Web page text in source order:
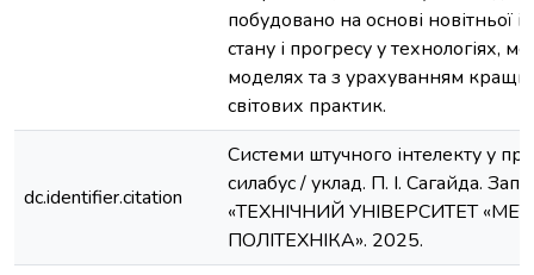
побудовано на основі новітньої
стану і прогресу у технологіях,
моделях та з урахуванням
світових практик.
dc.identifier.citation
Системи штучного інтелекту у
силабус / уклад. П. І. Сагайда.
«ТЕХНІЧНИЙ УНІВЕРСИТЕТ
ПОЛІТЕХНІКА». 2025.